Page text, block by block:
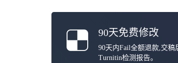
90天免费修改
90天内Fail全额退款,交
Turnitin检测报告。